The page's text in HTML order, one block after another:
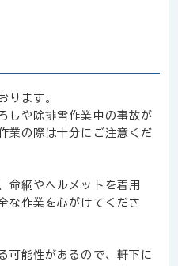
ります。
しや除排雪作業中の事故が
業の際は十分にご注意くだ
命綱やヘルメットを着用
な作業を心がけてくださ
可能性があるので、軒下に